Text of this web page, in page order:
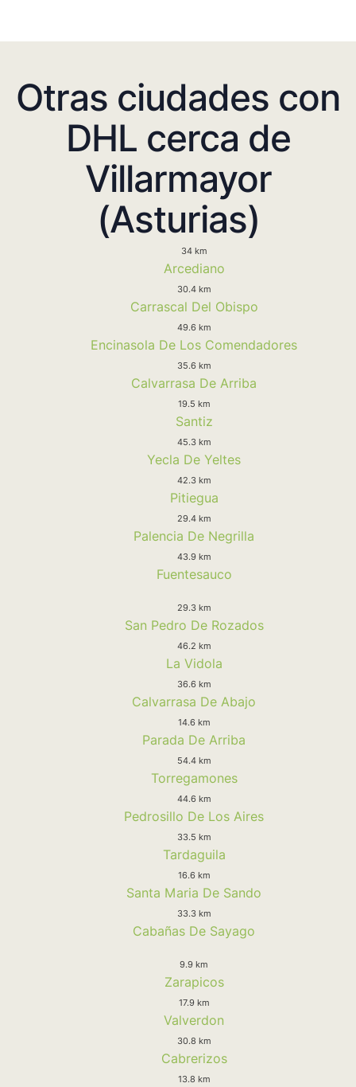
Otras ciudades con
DHL cerca de
Villarmayor
(Asturias)
34 km
Arcediano
30.4 km
Carrascal Del Obispo
49.6 km
Encinasola De Los Comendadores
35.6 km
Calvarrasa De Arriba
19.5 km
Santiz
45.3 km
Yecla De Yeltes
42.3 km
Pitiegua
29.4 km
Palencia De Negrilla
43.9 km
Fuentesauco
29.3 km
San Pedro De Rozados
46.2 km
La Vidola
36.6 km
Calvarrasa De Abajo
14.6 km
Parada De Arriba
54.4 km
Torregamones
44.6 km
Pedrosillo De Los Aires
33.5 km
Tardaguila
16.6 km
Santa Maria De Sando
33.3 km
Cabañas De Sayago
9.9 km
Zarapicos
17.9 km
Valverdon
30.8 km
Cabrerizos
13.8 km